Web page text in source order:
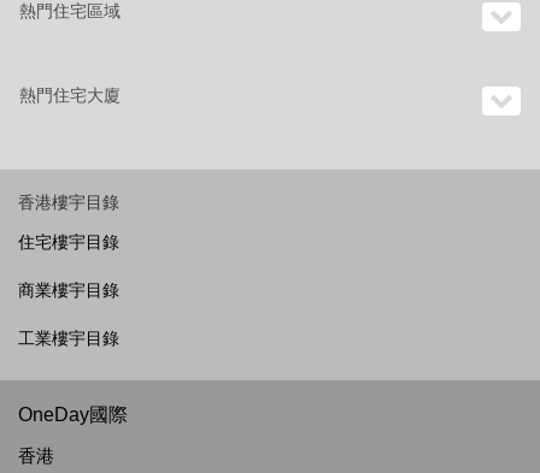
熱門住宅區域
熱門住宅大廈
香港樓宇目錄
住宅樓宇目錄
商業樓宇目錄
工業樓宇目錄
OneDay國際
香港